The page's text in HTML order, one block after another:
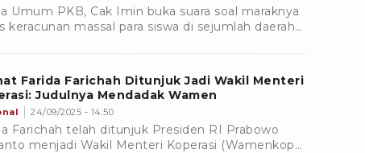
Umum PKB, Cak Imin buka suara soal maraknya
keracunan massal para siswa di sejumlah daerah
Farida Farichah Ditunjuk Jadi Wakil Menteri
Judulnya Mendadak Wamen
24/09/2025 - 14:50
Farichah telah ditunjuk Presiden RI Prabowo
menjadi Wakil Menteri Koperasi (Wamenkop).